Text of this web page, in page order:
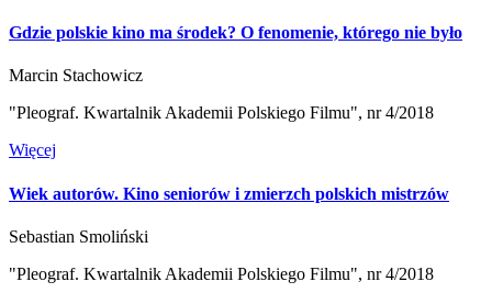
Gdzie polskie kino ma środek? O fenomenie, którego nie było
Marcin Stachowicz
"Pleograf. Kwartalnik Akademii Polskiego Filmu", nr 4/2018
Więcej
Wiek autorów. Kino seniorów i zmierzch polskich mistrzów
Sebastian Smoliński
"Pleograf. Kwartalnik Akademii Polskiego Filmu", nr 4/2018